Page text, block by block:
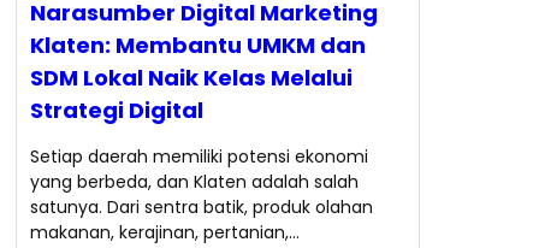
Narasumber Digital Marketing
Klaten: Membantu UMKM dan
SDM Lokal Naik Kelas Melalui
Strategi Digital
Setiap daerah memiliki potensi ekonomi
yang berbeda, dan Klaten adalah salah
satunya. Dari sentra batik, produk olahan
makanan, kerajinan, pertanian,…